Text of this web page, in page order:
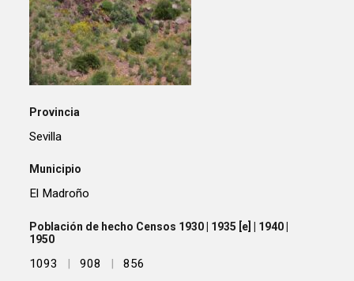
Provincia
Sevilla
Municipio
El Madroño
Población de hecho Censos 1930 | 1935 [e] | 1940 |
1950
1093 | 908 | 856